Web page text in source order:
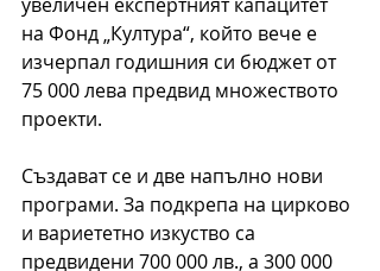
на Фонд „Култура“, който вече е
изчерпал годишния си бюджет от
75 000 лева предвид множеството
проекти.
Създават се и две напълно нови
програми. За подкрепа на цирково
и вариететно изкуство са
предвидени 700 000 лв., а 300 000